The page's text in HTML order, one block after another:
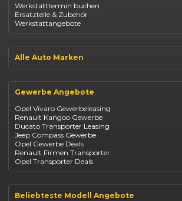
Fiat 500
Dacia Duster
Dacia Sandero
Jeep Compass
Suzuki Vitara
Suzuki Swift
Mazda CX-30
Werkstatttermin buchen
Ersatzteile & Zubehör
Werkstattangebote
Alle Auto Marken
Opel
Fiat
Jeep
Suzuki
BYD
Kia
Mazda
Citroën
Abarth
Fiat Professional
Gewerbe Angebote
Opel Vivaro Gewerbeleasing
Renault Kangoo Gewerbe
Ducato Transporter Leasing
Jeep Compass Gewerbe
Opel Gewerbe Deals
Renault Firmen Transporter
Opel Transporter Deals
Beliebteste Modell Angebote